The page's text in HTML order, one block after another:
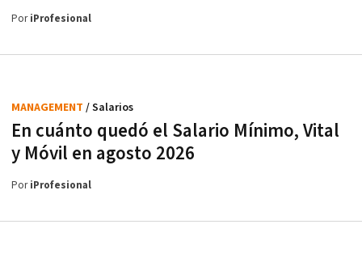
PoriProfesional
En cuánto quedó el Salario Mínimo, Vital
y Móvil en agosto 2026
MANAGEMENT / Salarios
PoriProfesional